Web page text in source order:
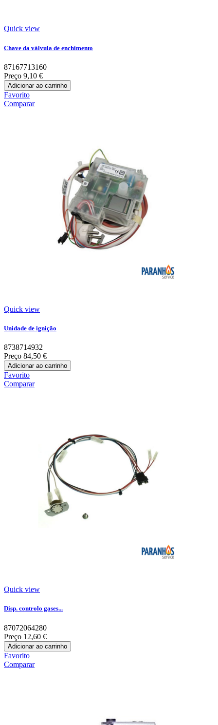
Quick view
Chave da válvula de enchimento
87167713160
Preço 9,10 €
Adicionar ao carrinho
Favorito
Comparar
Quick view
Unidade de ignição
8738714932
Preço 84,50 €
Adicionar ao carrinho
Favorito
Comparar
Quick view
Disp. controlo gases...
87072064280
Preço 12,60 €
Adicionar ao carrinho
Favorito
Comparar